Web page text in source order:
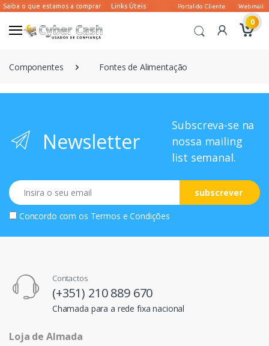
0
Componentes Fontes de Alimentação
Newsletter
Subscreva-se na
nossa mailing
list semanal.
Email
subscrever
Concordo com os Termos e Condições
Contactos
(+351) 210 889 670
Chamada para a rede fixa nacional
Loja de Almada